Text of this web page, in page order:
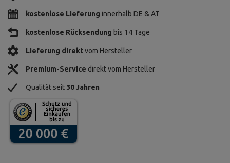
kostenlose Lieferung innerhalb DE & AT
kostenlose Rücksendung bis 14 Tage
Lieferung direktvom Hersteller
Premium-Service direkt vom Hersteller
Qualität seit 30 Jahren